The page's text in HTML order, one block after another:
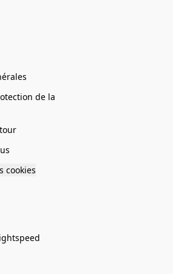
de la
cookies